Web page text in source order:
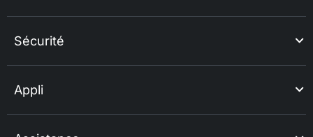
Sécurité
Appli